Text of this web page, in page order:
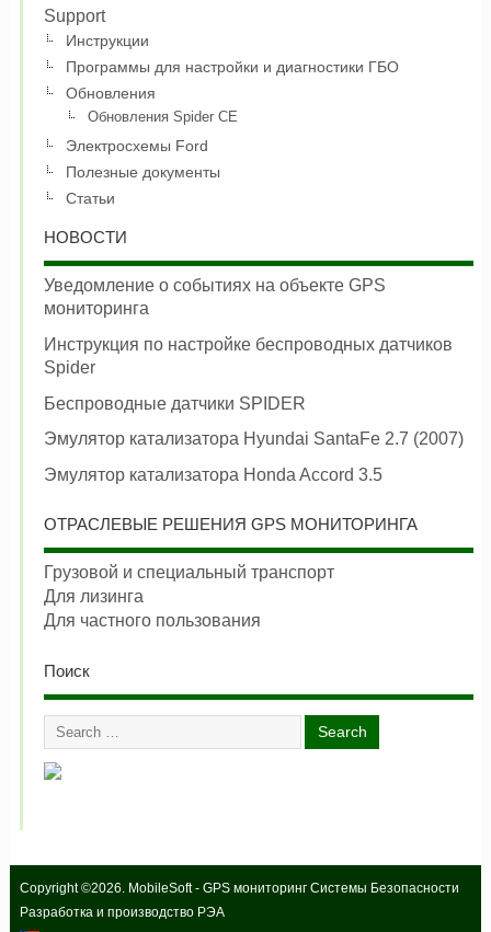
Support
Инструкции
Программы для настройки и диагностики ГБО
Обновления
Обновления Spider CE
Электросхемы Ford
Полезные документы
Статьи
НОВОСТИ
Уведомление о событиях на объекте GPS
мониторинга
Инструкция по настройке беспроводных датчиков
Spider
Беспроводные датчики SPIDER
Эмулятор катализатора Hyundai SantaFe 2.7 (2007)
Эмулятор катализатора Honda Accord 3.5
ОТРАСЛЕВЫЕ РЕШЕНИЯ GPS МОНИТОРИНГА
Грузовой и специальный транспорт
Для лизинга
Для частного пользования
Поиск
Copyright ©2026. MobileSoft - GPS мониторинг Системы Безопасности
Разработка и производство РЭА